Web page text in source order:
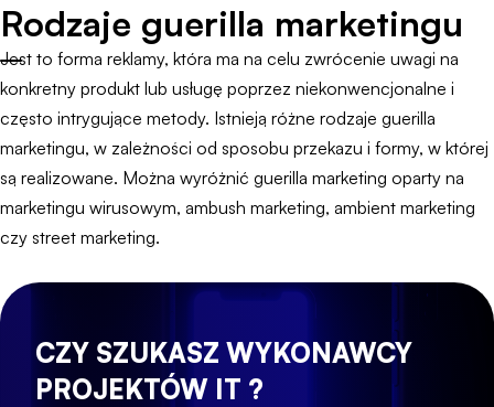
Rodzaje guerilla marketingu
Jest to forma reklamy, która ma na celu zwrócenie uwagi na
konkretny produkt lub usługę poprzez niekonwencjonalne i
często intrygujące metody. Istnieją różne rodzaje guerilla
marketingu, w zależności od sposobu przekazu i formy, w której
są realizowane. Można wyróżnić guerilla marketing oparty na
marketingu wirusowym, ambush marketing, ambient marketing
czy street marketing.
CZY SZUKASZ WYKONAWCY
PROJEKTÓW IT ?